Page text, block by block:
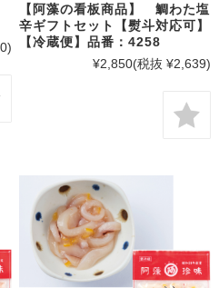
【阿藻の看板商品】 鯛わた塩
辛ギフトセット【熨斗対応可】
【冷蔵便】品番：4258
¥2,850(税抜 ¥2,639)